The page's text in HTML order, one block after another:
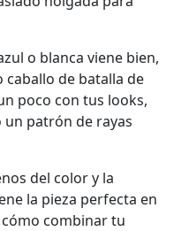
o blanca viene bien,
caballo de batalla de
poco con tus looks,
patrón de rayas
del color y la
la pieza perfecta en
combinar tu